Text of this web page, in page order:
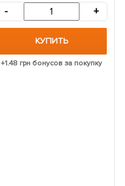
- +
КУПИТЬ
+1.48грн бонусов за покупку